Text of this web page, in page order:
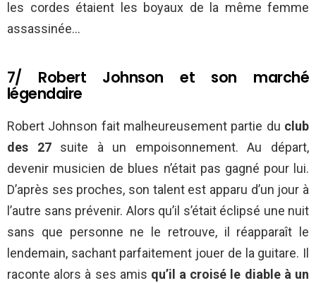
les cordes étaient les boyaux de la même femme
assassinée…
7/ Robert Johnson et son marché
légendaire
Robert Johnson fait malheureusement partie du club
des 27suite à un empoisonnement. Au départ,
devenir musicien de blues n’était pas gagné pour lui.
D’après ses proches, son talent est apparu d’un jour à
l’autre sans prévenir. Alors qu’il s’était éclipsé une nuit
sans que personne ne le retrouve, il réapparaît le
lendemain, sachant parfaitement jouer de la guitare. Il
raconte alors à ses amis qu’il a croisé le diable à un